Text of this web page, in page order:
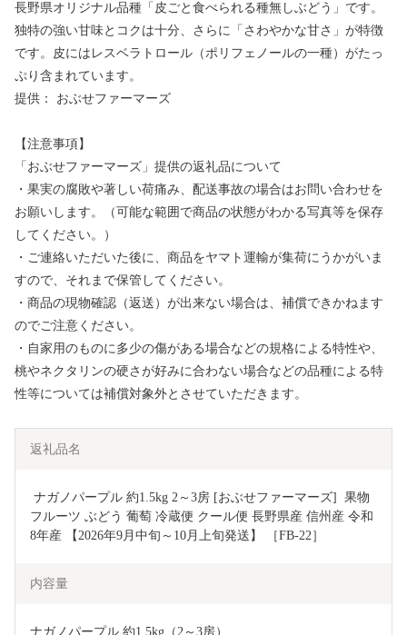
長野県オリジナル品種「皮ごと食べられる種無しぶどう」です。
独特の強い甘味とコクは十分、さらに「さわやかな甘さ」が特徴
です。皮にはレスベラトロール（ポリフェノールの一種）がたっ
ぷり含まれています。
提供： おぶせファーマーズ
【注意事項】
「おぶせファーマーズ」提供の返礼品について
・果実の腐敗や著しい荷痛み、配送事故の場合はお問い合わせを
お願いします。（可能な範囲で商品の状態がわかる写真等を保存
してください。）
・ご連絡いただいた後に、商品をヤマト運輸が集荷にうかがいま
すので、それまで保管してください。
・商品の現物確認（返送）が出来ない場合は、補償できかねます
のでご注意ください。
・自家用のものに多少の傷がある場合などの規格による特性や、
桃やネクタリンの硬さが好みに合わない場合などの品種による特
性等については補償対象外とさせていただきます。
返礼品名
フルーツ ぶどう 葡萄 冷蔵便 クール便 長野県産 信州産 令和
8年産 【2026年9月中旬～10月上旬発送】 ［FB-22］
内容量
ナガノパープル 約1.5kg（2～3房）